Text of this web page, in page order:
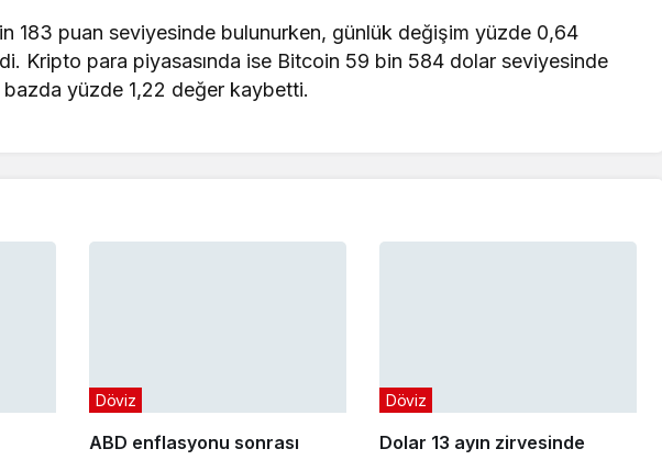
183 puan seviyesinde bulunurken, günlük değişim yüzde 0,64
Kripto para piyasasında ise Bitcoin 59 bin 584 dolar seviyesinde
yüzde 1,22 değer kaybetti.
ABD enflasyonu sonrası
Döviz
Dolar 13 ayın zirvesinde
Döviz